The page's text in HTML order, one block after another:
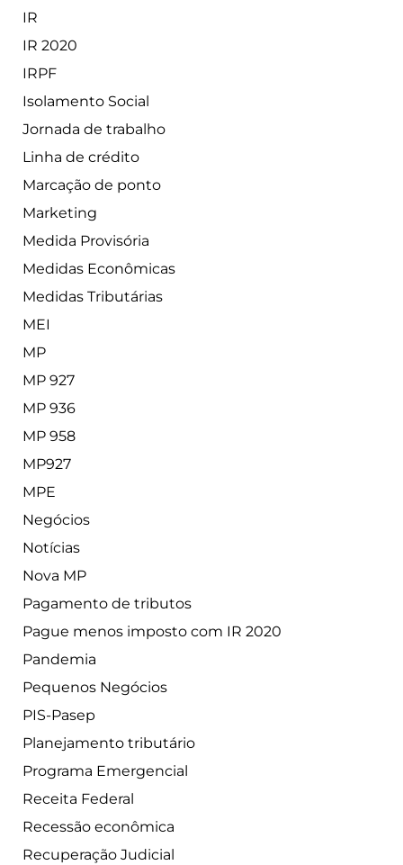
IR
IR 2020
IRPF
Isolamento Social
Jornada de trabalho
Linha de crédito
Marcação de ponto
Marketing
Medida Provisória
Medidas Econômicas
Medidas Tributárias
MEI
MP
MP 927
MP 936
MP 958
MP927
MPE
Negócios
Notícias
Nova MP
Pagamento de tributos
Pague menos imposto com IR 2020
Pandemia
Pequenos Negócios
PIS-Pasep
Planejamento tributário
Programa Emergencial
Receita Federal
Recessão econômica
Recuperação Judicial